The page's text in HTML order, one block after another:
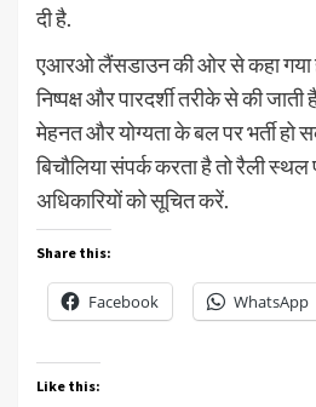
दी है.
एआरओ लैंसडाउन की ओर से कहा गया है
निष्पक्ष और पारदर्शी तरीके से की
मेहनत और योग्यता के बल पर भर्ती हो
बिचौलिया संपर्क करता है तो रैली
अधिकारियों को सूचित करें.
Share this:
Facebook WhatsApp
Like this: